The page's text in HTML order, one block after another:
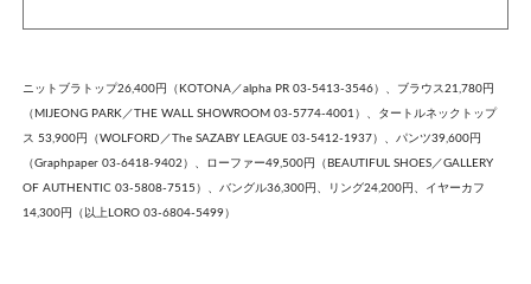
ニットブラトップ26,400円（KOTONA／alpha PR 03-5413-3546）、ブラウス21,780円
（MIJEONG PARK／THE WALL SHOWROOM 03-5774-4001）、タートルネックトップ
ス 53,900円（WOLFORD／The SAZABY LEAGUE 03-5412-1937）、パンツ39,600円
（Graphpaper 03-6418-9402）、ローファー49,500円（BEAUTIFUL SHOES／GALLERY
OF AUTHENTIC 03-5808-7515）、バングル36,300円、リング24,200円、イヤーカフ
14,300円（以上LORO 03-6804-5499）